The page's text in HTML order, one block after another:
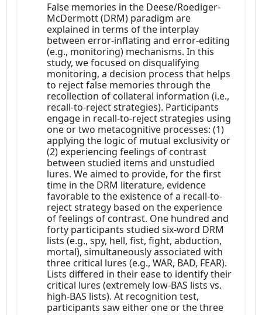
False memories in the Deese/Roediger-
McDermott (DRM) paradigm are
explained in terms of the interplay
between error-inflating and error-editing
(e.g., monitoring) mechanisms. In this
study, we focused on disqualifying
monitoring, a decision process that helps
to reject false memories through the
recollection of collateral information (i.e.,
recall-to-reject strategies). Participants
engage in recall-to-reject strategies using
one or two metacognitive processes: (1)
applying the logic of mutual exclusivity or
(2) experiencing feelings of contrast
between studied items and unstudied
lures. We aimed to provide, for the first
time in the DRM literature, evidence
favorable to the existence of a recall-to-
reject strategy based on the experience
of feelings of contrast. One hundred and
forty participants studied six-word DRM
lists (e.g., spy, hell, fist, fight, abduction,
mortal), simultaneously associated with
three critical lures (e.g., WAR, BAD, FEAR).
Lists differed in their ease to identify their
critical lures (extremely low-BAS lists vs.
high-BAS lists). At recognition test,
participants saw either one or the three